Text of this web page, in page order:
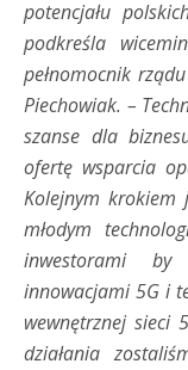
potencjału
podkreśla
pełnomocnik
Piechowiak. –
szanse dla
ofertę wsparcia
Kolejnym krokiem
młodym
inwestorami
innowacjami 5G i
wewnętrznej sieci
działania